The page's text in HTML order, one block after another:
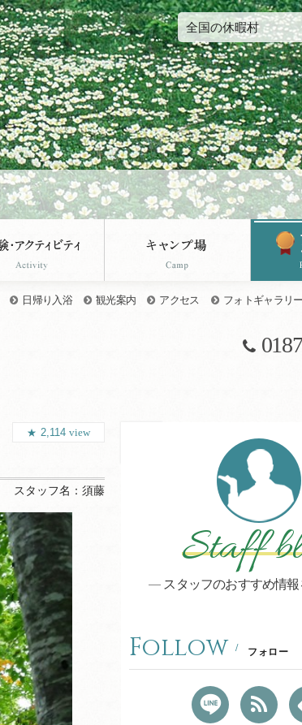
全国の休暇村
日帰り入浴 観光案内 アクセス フォトギャラリー
2,114 view
スタッフ名： 須藤
Staff
スタッフのおすすめ情報
Follow フォロー